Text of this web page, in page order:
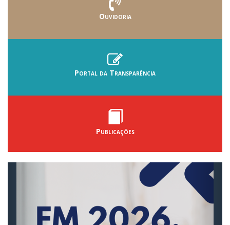
Ouvidoria
Portal da Transparência
Publicações